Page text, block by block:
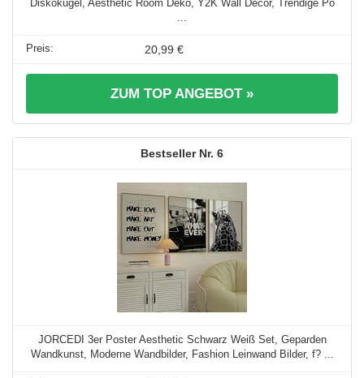
Diskokugel, Aesthetic Room Deko, Y2K Wall Decor, Trendige Po
20,99 €
ZUM TOP ANGEBOT »
6
JORCEDI 3er Poster Aesthetic Schwarz Weiß Set, Geparden
Wandkunst, Moderne Wandbilder, Fashion Leinwand Bilder, f? ...